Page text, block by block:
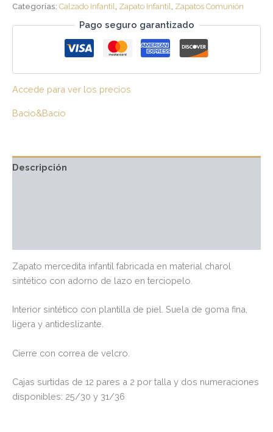
Categorías: Calzado Infantil Zapato Infantil Zapatos Comunión
Pago seguro garantizado
Accede para ver los precios
Bacio&Bacio
Descripción
Zapato mercedita infantil fabricada en material charol
sintético con adorno de lazo en terciopelo.
Interior sintético con plantilla de piel. Suela de goma fina,
ligera y antideslizante.
Cierre con correa de velcro.
Cajas surtidas de 12 pares a 2 por talla y dos numeraciones
disponibles: 25/30 y 31/36